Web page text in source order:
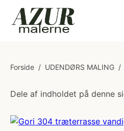
Forside / UDENDØRS MALING /
Dele af indholdet på denne